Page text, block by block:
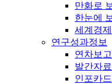
만화로
한눈에
세계경제
연구성과정보
연차보
발간자
인포카드